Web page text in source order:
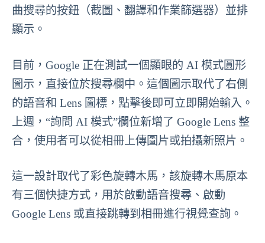
曲搜尋的按鈕（截圖、翻譯和作業篩選器）並排
顯示。
目前，Google 正在測試一個顯眼的 AI 模式圓形
圖示，直接位於搜尋欄中。這個圖示取代了右側
的語音和 Lens 圖標，點擊後即可立即開始輸入。
上週，“詢問 AI 模式”欄位新增了 Google Lens 整
合，使用者可以從相冊上傳圖片或拍攝新照片。
這一設計取代了彩色旋轉木馬，該旋轉木馬原本
有三個快捷方式，用於啟動語音搜尋、啟動
Google Lens 或直接跳轉到相冊進行視覺查詢。